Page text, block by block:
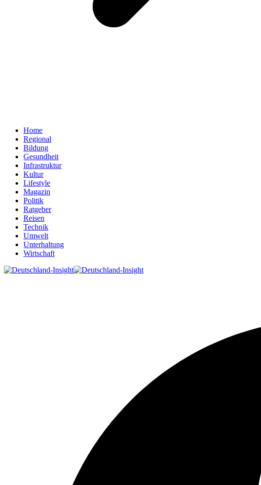
Home
Regional
Bildung
Gesundheit
Infrastruktur
Kultur
Lifestyle
Magazin
Politik
Ratgeber
Reisen
Technik
Umwelt
Unterhaltung
Wirtschaft